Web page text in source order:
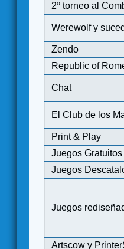
2º torneo al
Werewolf y
Zendo
Republic of
Chat
El Club de los
Print & Play
Juegos Gratuitos
Juegos
Juegos
Artscow y